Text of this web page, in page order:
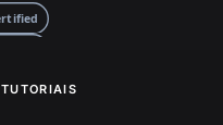
TUTORIAIS